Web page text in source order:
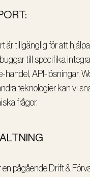
är tillgänglig för att
till specifika
handel, API-lösningar,
teknologier kan vi
frågor.
en pågående Drift &